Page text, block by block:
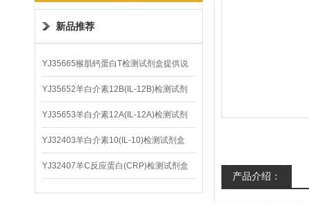
新品推荐
YJ35665猴肌钙蛋白T检测试剂盒提供说
明书
YJ35652羊白介素12B(IL-12B)检测试剂
盒
YJ35653羊白介素12A(IL-12A)检测试剂
盒
YJ32403羊白介素10(IL-10)检测试剂盒
YJ32407羊C反应蛋白(CRP)检测试剂盒
产品介绍：